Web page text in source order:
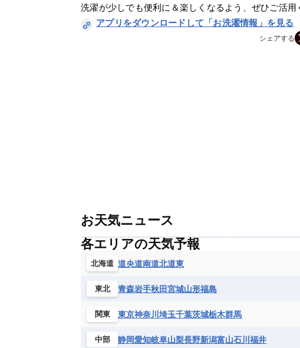
洗濯が少しでも便利に＆楽しくなるよう、ぜひご活用
アプリをダウンロードして「お洗濯情報」を見る
シェアする
お天気ニュース
各エリアの天気予報
北海道 道央道南道北道東
東北 青森岩手秋田宮城山形福島
関東 東京神奈川 埼玉千葉茨城栃木群馬
中部 静岡愛知岐阜山梨長野新潟富山石川 福井